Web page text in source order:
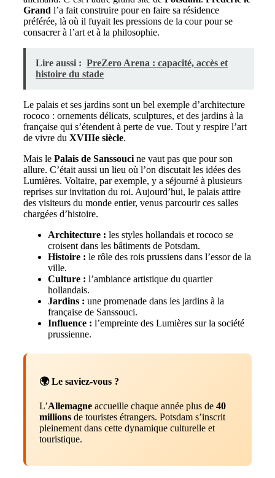
Grand l’a fait construire pour en faire sa résidence
préférée, là où il fuyait les pressions de la cour pour se
consacrer à l’art et à la philosophie.
Lire aussi : PreZero Arena : capacité, accès et
histoire du stade
Le palais et ses jardins sont un bel exemple d’architecture
rococo : ornements délicats, sculptures, et des jardins à la
française qui s’étendent à perte de vue. Tout y respire l’art
de vivre du XVIIIe siècle.
Mais le Palais de Sanssouci ne vaut pas que pour son
allure. C’était aussi un lieu où l’on discutait les idées des
Lumières. Voltaire, par exemple, y a séjourné à plusieurs
reprises sur invitation du roi. Aujourd’hui, le palais attire
des visiteurs du monde entier, venus parcourir ces salles
chargées d’histoire.
Architecture : les styles hollandais et rococo se
croisent dans les bâtiments de Potsdam.
Histoire : le rôle des rois prussiens dans l’essor de la
ville.
Culture : l’ambiance artistique du quartier
hollandais.
Jardins : une promenade dans les jardins à la
française de Sanssouci.
Influence : l’empreinte des Lumières sur la société
prussienne.
🌍 Le saviez-vous ?
L’Allemagne accueille chaque année plus de 40
millions de touristes étrangers. Potsdam s’inscrit
pleinement dans cette dynamique culturelle et
touristique.